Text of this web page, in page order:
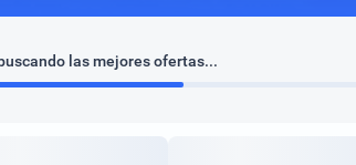
las mejores ofertas...